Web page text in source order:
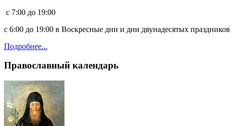
c 7:00 до 19:00
с 6:00 до 19:00 в Воскресные дни и дни двунадесятых праздников
Подробнее...
Православный календарь